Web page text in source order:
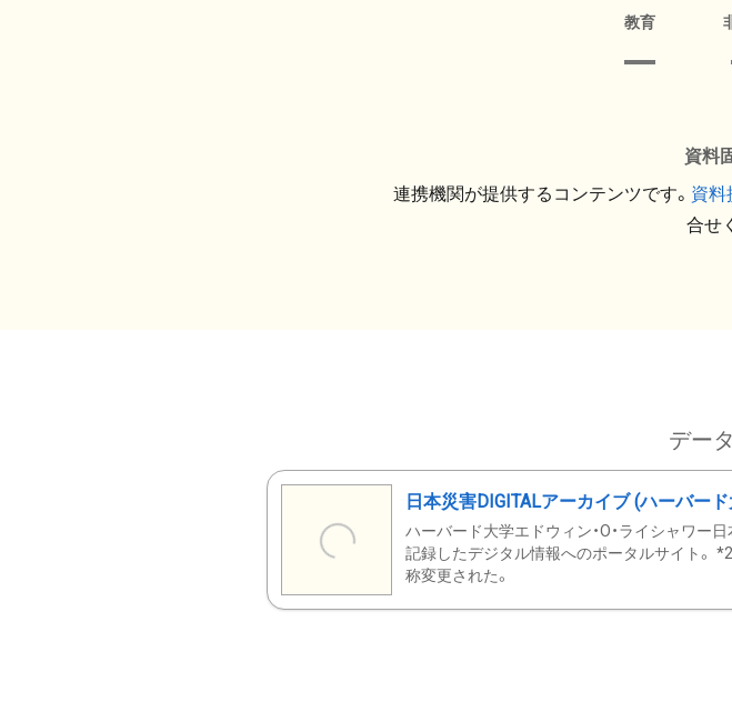
教育
資料
連携機関が提供するコンテンツです。 資料
合せ
デー
日本災害DIGITALアーカイブ (ハーバー
ハーバード大学エドウィン・O・ライシャワー
記録したデジタル情報へのポータルサイト。
称変更された。